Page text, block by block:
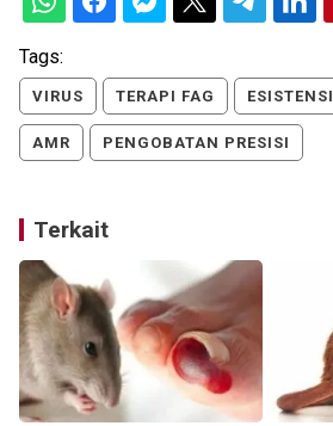
Tags:
VIRUS TERAPI FAG ESISTENSI
AMR PENGOBATAN PRESISI
Terkait